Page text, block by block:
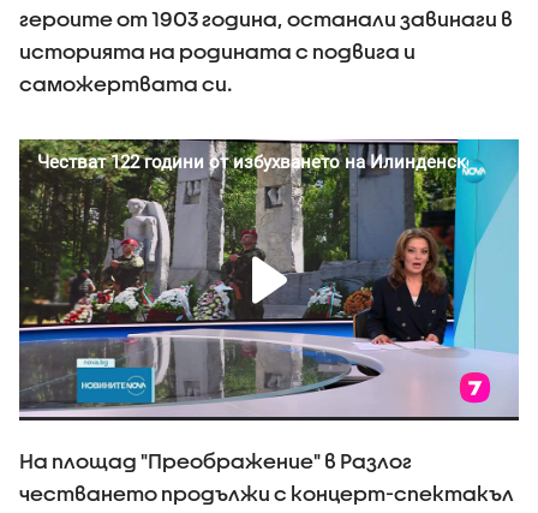
героите от 1903 година, останали завинаги в
историята на родината с подвига и
саможертвата си.
На площад "Преображение" в Разлог
честването продължи с концерт-спектакъл